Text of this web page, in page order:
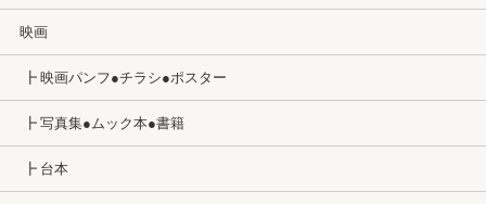
映画
┣ 映画パンフ●チラシ●ポスター
┣ 写真集●ムック本●書籍
┣ 台本